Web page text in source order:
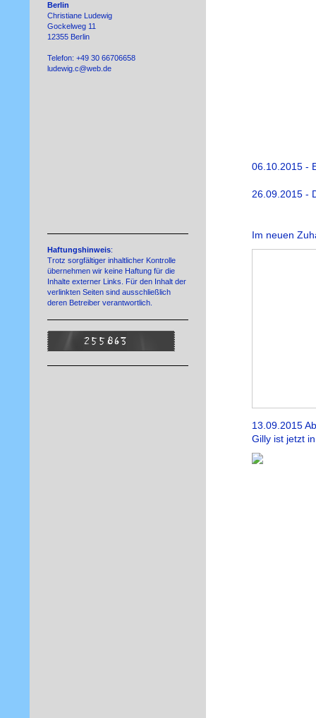
Berlin
Christiane Ludewig
Gockelweg 11
12355 Berlin
Telefon: +49 30 66706658
ludewig.c@web.de
Haftungshinweis:
Trotz sorgfältiger inhaltlicher Kontrolle
übernehmen wir keine Haftung für die
Inhalte externer Links. Für den Inhalt der
verlinkten Seiten sind ausschließlich
deren Betreiber verantwortlich.
06.10.2015 -
26.09.2015 -
Im neuen
13.09.2015
Gilly ist jetzt